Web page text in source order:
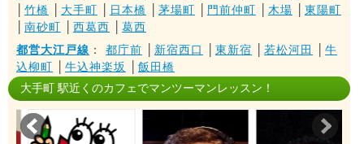
竹橋 大手町 日本橋 茅場町 門前仲町 木場
東陽町
南砂町 西葛西
葛西
都営大江戸線 ： 都庁前 新宿西口 東新宿 若松河田
牛
込柳町
牛込神楽坂
飯田橋
大手町 駅近くのカフェでマンツーマンレッスン！
Prev